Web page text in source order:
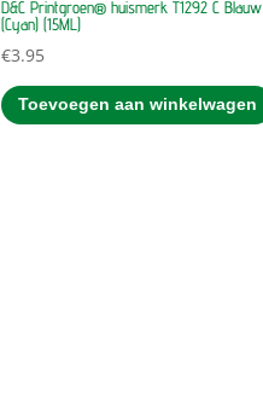
D&C Printgroen® huismerk T1292 C Blauw
(Cyan) (15ML)
€3.95
Toevoegen aan winkelwagen